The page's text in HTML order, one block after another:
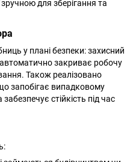
для зберігання та
у плані безпеки: захисний
закриває робочу
Також реалізовано
запобігає випадковому
стійкість під час